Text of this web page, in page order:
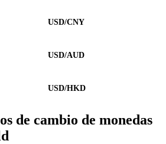
USD/CNY
USD/AUD
USD/HKD
de cambio de monedas